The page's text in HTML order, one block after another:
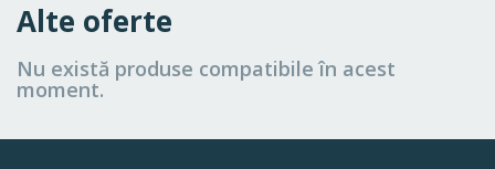
Alte oferte
Nu există produse compatibile în acest
moment.